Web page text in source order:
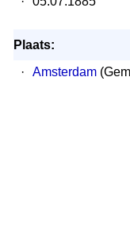
Plaats:
·
Amsterdam